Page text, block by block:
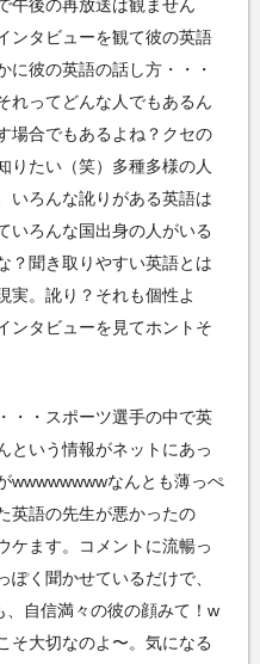
午後の再放送は観ません
ンタビューを観て彼の英語
に彼の英語の話し方・・・
れってどんな人でもあるん
場合でもあるよね？クセの
りたい（笑）多種多様の人
いろんな訛りがある英語は
いろんな国出身の人がいる
？聞き取りやすい英語とは
実。訛り？それも個性よ
ンタビューを見てホントそ
・・スポーツ選手の中で英
という情報がネットにあっ
wwwwwwwwなんとも薄っぺ
英語の先生が悪かったの
ケます。コメントに流暢っ
く聞かせているだけで、
自信満々の彼の顔みて！w
大切なのよ〜。気になる